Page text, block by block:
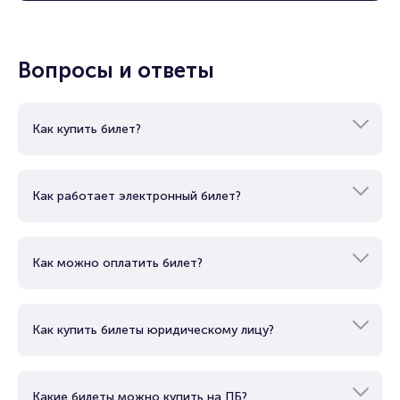
Подробнее о том, как вернуть, сдать или продать билет
Брокерам
Организаторам
Вопросы и ответы
Как купить билет?
Как работает электронный билет?
Как можно оплатить билет?
Как купить билеты юридическому лицу?
Какие билеты можно купить на ПБ?